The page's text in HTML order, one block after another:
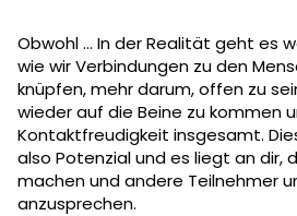
Obwohl ... In der Realität geht es
wie wir Verbindungen zu den
knüpfen, mehr darum, offen zu
wieder auf die Beine zu kommen
Kontaktfreudigkeit insgesamt.
also Potenzial und es liegt an dir,
machen und andere Teilnehmer
anzusprechen.